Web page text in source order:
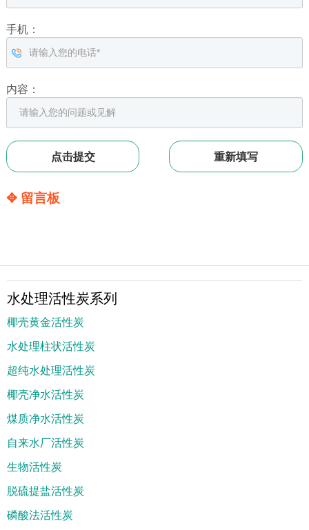
手机：
内容：
✥ 留言板
水处理活性炭系列
椰壳黄金活性炭
水处理柱状活性炭
超纯水处理活性炭
椰壳净水活性炭
煤质净水活性炭
自来水厂活性炭
生物活性炭
脱硫提盐活性炭
磷酸法活性炭